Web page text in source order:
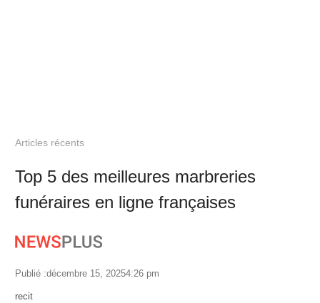
Articles récents
Top 5 des meilleures marbreries
funéraires en ligne françaises
Publié :décembre 15, 20254:26 pm
Author
recit